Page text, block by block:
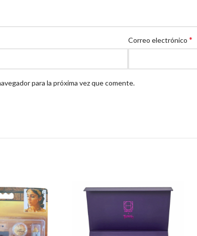
Correo electrónico *
para la próxima vez que comente.